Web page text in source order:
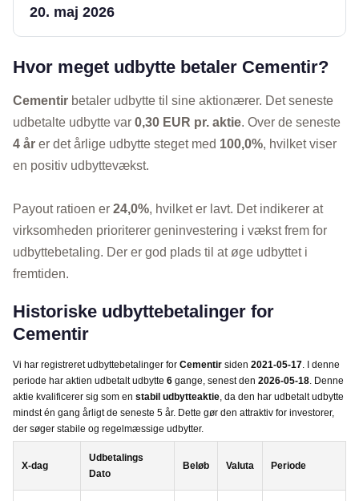
20. maj 2026
Hvor meget udbytte betaler Cementir?
Cementir betaler udbytte til sine aktionærer. Det seneste
udbetalte udbytte var 0,30 EUR pr. aktie. Over de seneste
4 år er det årlige udbytte steget med 100,0%, hvilket viser
en positiv udbyttevækst.
Payout ratioen er 24,0%, hvilket er lavt. Det indikerer at
virksomheden prioriterer geninvestering i vækst frem for
udbyttebetaling. Der er god plads til at øge udbyttet i
fremtiden.
Historiske udbyttebetalinger for
Cementir
Vi har registreret udbyttebetalinger for Cementir siden 2021-05-17. I denne
periode har aktien udbetalt udbytte 6 gange, senest den 2026-05-18. Denne
aktie kvalificerer sig som en stabil udbytteaktie, da den har udbetalt udbytte
mindst én gang årligt de seneste 5 år. Dette gør den attraktiv for investorer,
der søger stabile og regelmæssige udbytter.
X-dag
Udbetalings
Dato
Beløb Valuta Periode